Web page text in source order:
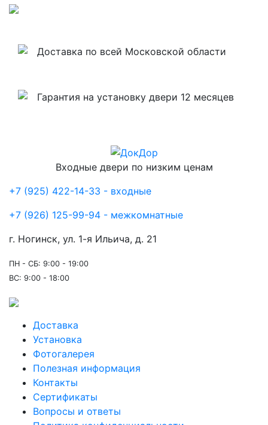
Доставка по всей Московской области
Гарантия на установку двери 12 месяцев
Входные двери по низким ценам
+7 (925) 422-14-33 - входные
+7 (926) 125-99-94 - межкомнатные
г. Ногинск, ул. 1-я Ильича, д. 21
ПН - СБ: 9:00 - 19:00
ВС: 9:00 - 18:00
Доставка
Установка
Фотогалерея
Полезная информация
Контакты
Сертификаты
Вопросы и ответы